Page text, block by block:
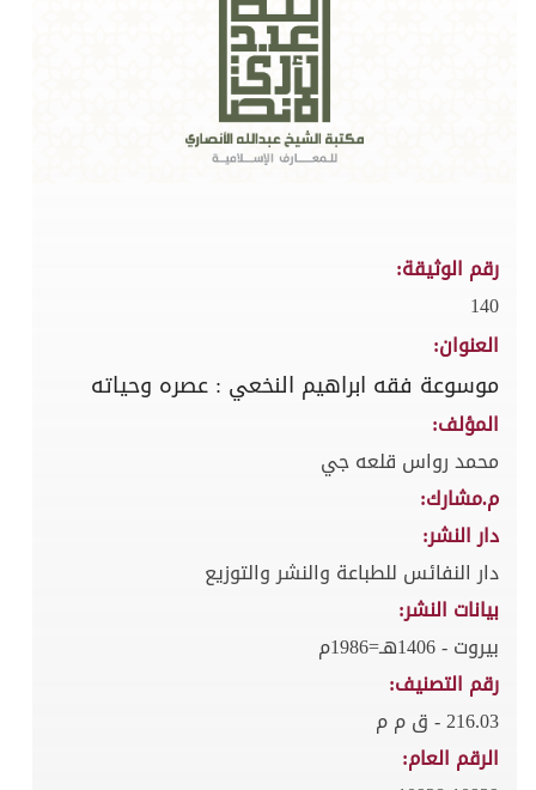
رقم الوثيقة:
140
العنوان:
موسوعة فقه ابراهيم النخعي : عصره وحياته
المؤلف:
محمد رواس قلعه جي
م.مشارك:
دار النشر:
دار النفائس للطباعة والنشر والتوزيع
بيانات النشر:
بيروت - 1406هـ=1986م
رقم التصنيف:
216.03 - ق م م
الرقم العام: